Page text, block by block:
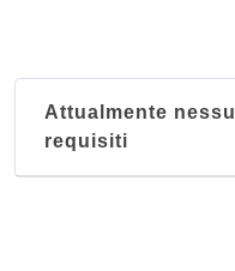
via Borgo San
Attualmente
requisiti